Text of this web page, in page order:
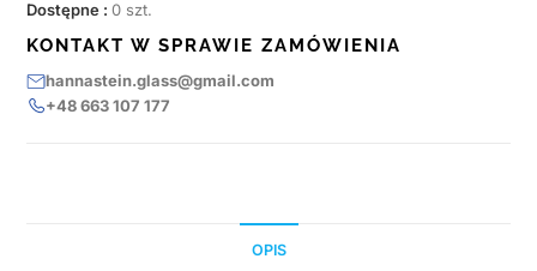
Dostępne :0 szt.
KONTAKT W SPRAWIE ZAMÓWIENIA
hannastein.glass@gmail.com
+48 663 107 177
OPIS